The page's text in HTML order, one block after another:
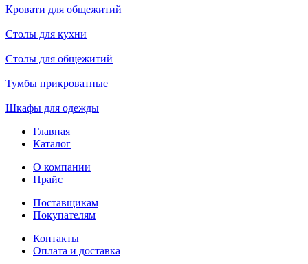
Кровати для общежитий
Столы для кухни
Столы для общежитий
Тумбы прикроватные
Шкафы для одежды
Главная
Каталог
О компании
Прайс
Поставщикам
Покупателям
Контакты
Оплата и доставка